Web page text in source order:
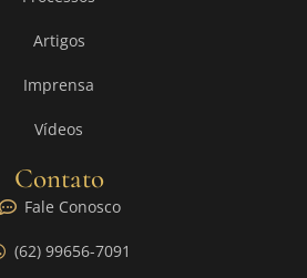
Artigos
Imprensa
Vídeos
Contato
Fale Conosco
(62) 99656-7091